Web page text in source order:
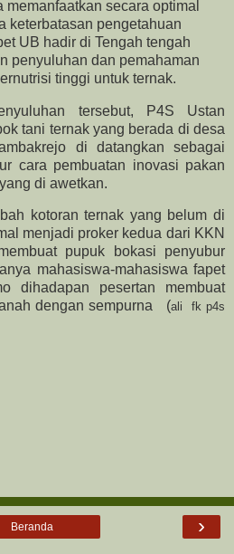
secara optimal
keterbatasan pengetahuan
UB hadir di Tengah tengah
penyuluhan dan pemahaman
tinggi untuk ternak.
tersebut, P4S Ustan
tani ternak yang berada di desa
di datangkan sebagai
cara pembuatan inovasi pakan
di awetkan.
kotoran ternak yang belum di
menjadi proker kedua dari KKN
pupuk bokasi penyubur
mahasiswa-mahasiswa fapet
dihadapan pesertan membuat
dengan sempurna
(ali
fk p4s
›
Beranda